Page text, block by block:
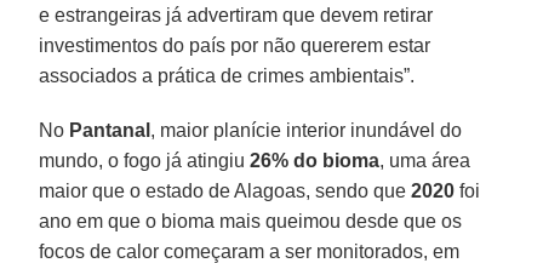
e estrangeiras já advertiram que devem retirar
investimentos do país por não quererem estar
associados a prática de crimes ambientais”.
No Pantanal , maior planície interior inundável do
mundo, o fogo já atingiu26% do bioma, uma área
maior que o estado de Alagoas, sendo que2020 foi
ano em que o bioma mais queimou desde que os
focos de calor começaram a ser monitorados, em